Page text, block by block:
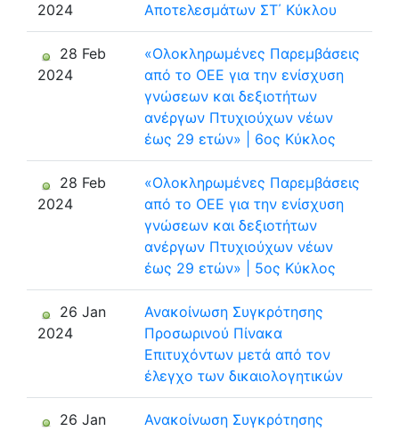
2024
Αποτελεσμάτων ΣΤ΄ Κύκλου
28 Feb
2024
«Ολοκληρωμένες Παρεμβάσεις
από το ΟΕΕ για την ενίσχυση
γνώσεων και δεξιοτήτων
ανέργων Πτυχιούχων νέων
έως 29 ετών» | 6ος Κύκλος
28 Feb
2024
«Ολοκληρωμένες Παρεμβάσεις
από το ΟΕΕ για την ενίσχυση
γνώσεων και δεξιοτήτων
ανέργων Πτυχιούχων νέων
έως 29 ετών» | 5ος Κύκλος
26 Jan
2024
Ανακοίνωση Συγκρότησης
Προσωρινού Πίνακα
Επιτυχόντων μετά από τον
έλεγχο των δικαιολογητικών
26 Jan
Ανακοίνωση Συγκρότησης